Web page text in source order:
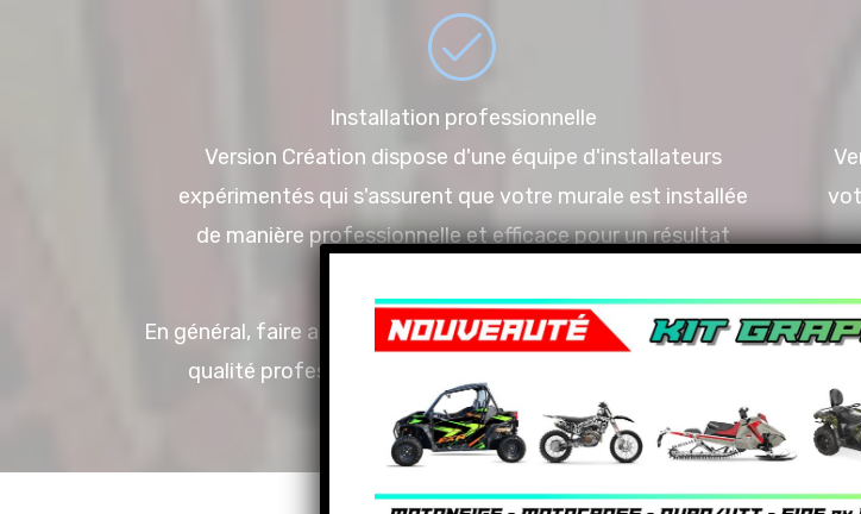
Installation professionnelle
Version Création dispose d'une équipe d'installateurs
expérimentés qui s'assurent que votre murale est installée
de manière professionnelle et efficace pour un résultat
En général, faire appel à Version Création pour la création et
qualité professionnel, une créativité unique et une installation